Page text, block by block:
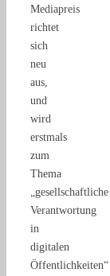
Mediapreis
richtet
sich
neu
aus,
und
wird
erstmals
zum
Thema
„gesellschaftliche
Verantwortung
in
digitalen
Öffentlichkeiten“